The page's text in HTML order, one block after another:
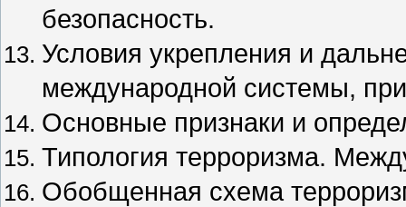
безопасность.
Условия укрепления и
международной системы,
Основные признаки и
Типология терроризма.
Обобщенная схема